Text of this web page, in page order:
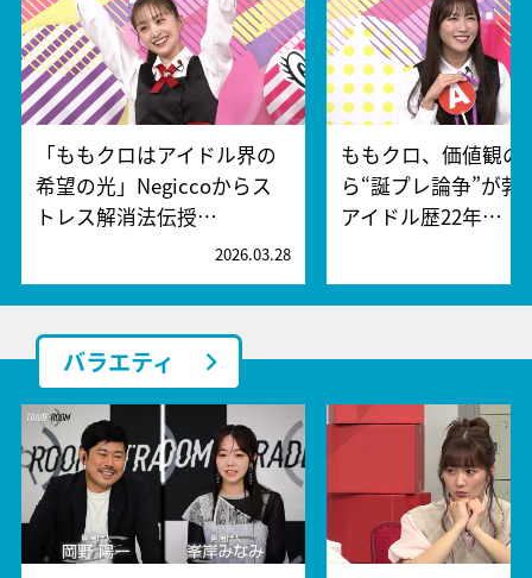
「ももクロはアイドル界の
希望の光」Negiccoからス
トレス解消法伝授…
2026.03.28
ももクロ、価値観の
ら“誕プレ論争”が
アイドル歴22年…
バラエティ